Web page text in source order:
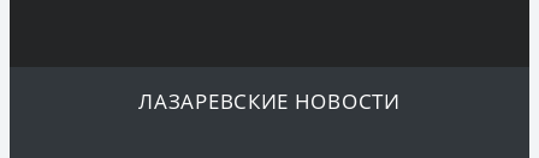
ЛАЗАРЕВСКИЕ НОВОСТИ